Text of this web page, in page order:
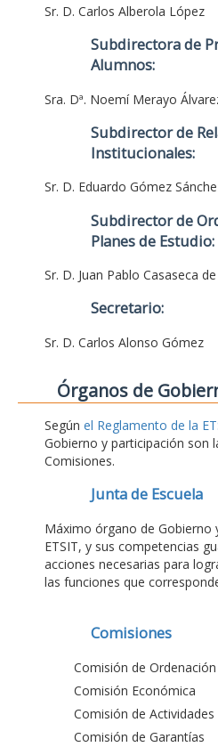
Sr. D. Carlos Alberola López
Subdirectora de
Alumnos:
Sra. Dª. Noemí Merayo
Subdirector de
Institucionales:
Sr. D. Eduardo Gómez
Subdirector de
Planes de Estudio:
Sr. D. Juan Pablo Casaseca
Secretario:
Sr. D. Carlos Alonso Gómez
Órganos de
Según el Reglamento de la
Gobierno y participación son
Comisiones.
Junta de Escuela
Máximo órgano de Gobierno
ETSIT, y sus competencias
acciones necesarias para
las funciones que
Comisiones
Comisión de
Comisión Económica
Comisión de Actividades
Comisión de Garantías